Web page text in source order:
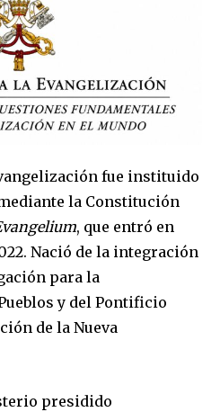
fue instituido
la Constitución
, que entró en
Nació de la integración
para la
y del Pontificio
de la Nueva
presidido